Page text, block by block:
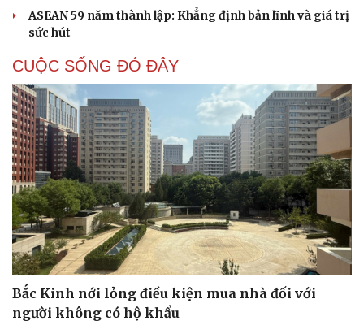
ASEAN 59 năm thành lập: Khẳng định bản lĩnh và giá trị
sức hút
CUỘC SỐNG ĐÓ ĐÂY
Bắc Kinh nới lỏng điều kiện mua nhà đối với
người không có hộ khẩu